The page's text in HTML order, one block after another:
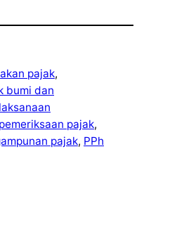
pajak
bumi dan
pemeriksaan pajak
pajak, PPh